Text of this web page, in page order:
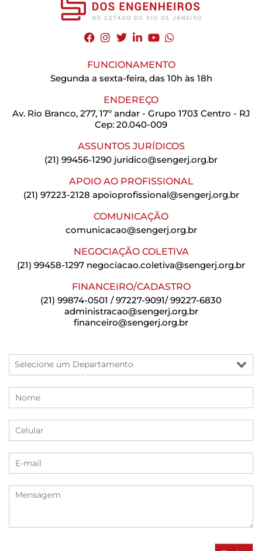
FUNCIONAMENTO
Segunda a sexta-feira, das 10h às 18h
ENDEREÇO
Av. Rio Branco, 277, 17º andar - Grupo 1703 Centro - RJ
Cep: 20.040-009
ASSUNTOS JURÍDICOS
(21) 99456-1290 juridico@sengerj.org.br
APOIO AO PROFISSIONAL
(21) 97223-2128 apoioprofissional@sengerj.org.br
COMUNICAÇÃO
comunicacao@sengerj.org.br
NEGOCIAÇÃO COLETIVA
(21) 99458-1297 negociacao.coletiva@sengerj.org.br
FINANCEIRO/CADASTRO
(21) 99874-0501 / 97227-9091/ 99227-6830
administracao@sengerj.org.br
financeiro@sengerj.org.br